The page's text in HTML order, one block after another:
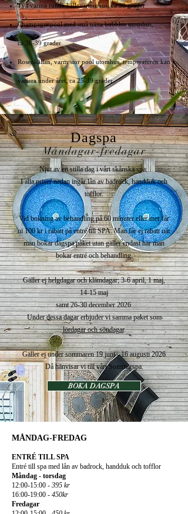
Två varma runda källor utomhus, ca 39 grader
Champagnepool med små nätta bubblor utomhus,
ca 38-39 grader
Rosenkällan, varm stor pool utomhus, temperaturen kan
variera under året, ca 25-39 grader
Dagspa
Måndagar-fredagar
Njut av en stilla dag i vårt skånska spa.
I alla priser nedan ingår lån av badrock, handduk och
tofflor.
Vid bokning av behandling på 60 minuter eller mer får
ni 100 kr i rabatt på entré till SPA.Man får ej rabatt när
man bokar dagspa paket utan gäller endast när man
bokar entré ochbehandling.
Gäller ej helgdagar och klämdagar; 3-6 april, 1 maj,
14-15 maj
samt 26-30 december 2026
Under dessa dagar erbjuder vi samma paket som
lördagar och söndagar.
.
Gäller ej under sommaren 19 juni- 16augusti 2026
Då hänvisar vi till vårt Sommarspa.
BOKA DAGSPA
MÅNDAG-FREDAG
ENTRÉ TILL SPA
Entré till spa med lån av badrock, handduk och tofflor
Måndag - torsdag
12:00-15:00 - 395 kr
16:00-19:00 - 450kr
Fredagar